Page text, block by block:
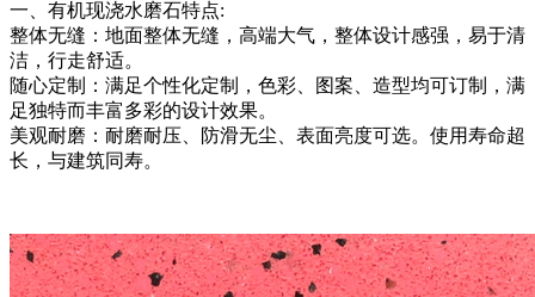
一、有机现浇水磨石特点:
整体无缝：地面整体无缝，高端大气，整体设计感强，易于清
洁，行走舒适。
随心定制：满足个性化定制，色彩、图案、造型均可订制，满
足独特而丰富多彩的设计效果。
美观耐磨：耐磨耐压、防滑无尘、表面亮度可选。使用寿命超
长，与建筑同寿。